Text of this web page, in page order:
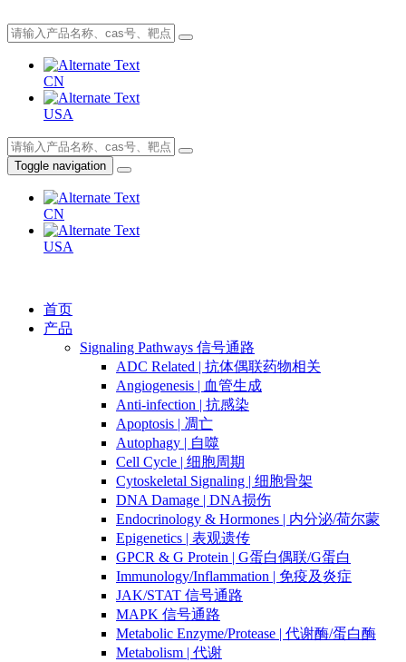
CN
USA
Toggle navigation
CN
USA
首页
产品
Signaling Pathways 信号通路
ADC Related | 抗体偶联药物相关
Angiogenesis | 血管生成
Anti-infection | 抗感染
Apoptosis | 凋亡
Autophagy | 自噬
Cell Cycle | 细胞周期
Cytoskeletal Signaling | 细胞骨架
DNA Damage | DNA损伤
Endocrinology & Hormones | 内分泌/荷尔蒙
Epigenetics | 表观遗传
GPCR & G Protein | G蛋白偶联/G蛋白
Immunology/Inflammation | 免疫及炎症
JAK/STAT 信号通路
MAPK 信号通路
Metabolic Enzyme/Protease | 代谢酶/蛋白酶
Metabolism | 代谢